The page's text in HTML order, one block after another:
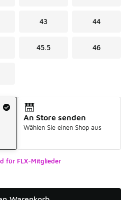
43 44
45.5 46
An Store senden
Wählen Sie einen Shop aus
für FLX-Mitglieder